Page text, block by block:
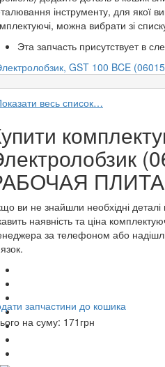
інструменту, для якої
можна вибрати зі
Эта запчасть присутствует в
GST 100 BCE
весь список…
ПЛИТА
ви не знайшли необхідні деталі
наявність та ціна
за телефоном або
запчастини до кошика
на суму: 171 грн